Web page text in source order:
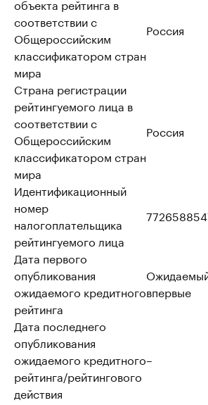
объекта рейтинга в
соответствии с
Общероссийским
классификатором стран
мира
Россия
Страна регистрации
рейтингуемого лица в
соответствии с
Общероссийским
классификатором стран
мира
Россия
Идентификационный
номер
налогоплательщика
рейтингуемого лица
Дата первого
опубликования
ожидаемого кредитного
рейтинга
впервые
Дата последнего
опубликования
ожидаемого кредитного
рейтинга/рейтингового
действия
–